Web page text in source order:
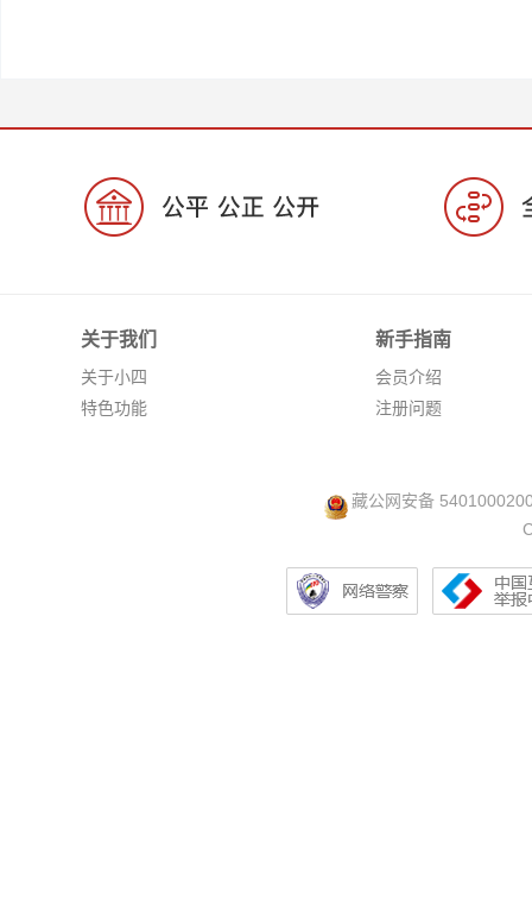
关于我们
关于小四
特色功能
新手指南
会员介绍
注册问题
藏公网安备